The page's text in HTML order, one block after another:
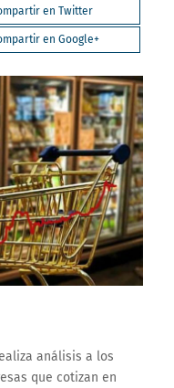
en Twitter
en Google+
análisis a los
que cotizan en